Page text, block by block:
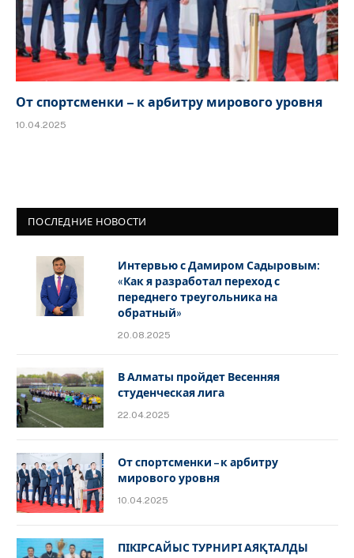
От спортсменки – к арбитру мирового уровня
10.04.2025
ПОСЛЕДНИЕ НОВОСТИ
Интервью с Дамиром Садыровым:
«Как я разработал переход с
переднего треугольника на
обратный»
20.08.2025
В Алматы пройдет Весенняя
студенческая лига
22.04.2025
От спортсменки – к арбитру
мирового уровня
10.04.2025
ПІКІРСАЙЫС ТУРНИРІ АЯҚТАЛДЫ